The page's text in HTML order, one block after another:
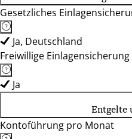
Gesetzliches
Ja, Deutschland
Freiwillige Einlagensicherung
Ja
Entgelte
Kontoführung pro Monat